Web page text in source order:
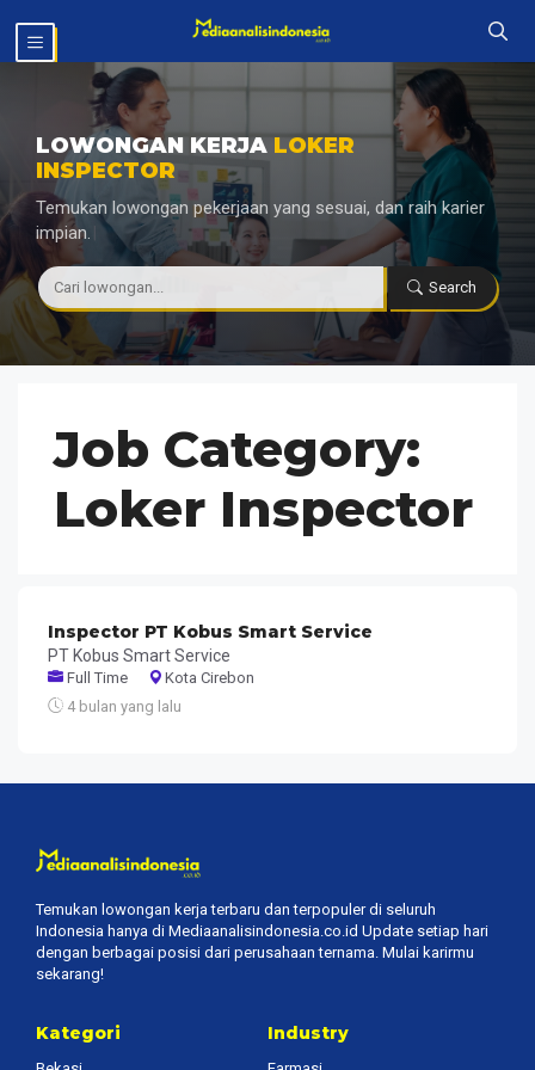
isi
MENU
LOWONGAN KERJA LOKER
INSPECTOR
Temukan lowongan pekerjaan yang sesuai, dan raih karier
impian.
Search
Job Category:
Loker Inspector
Inspector PT Kobus Smart Service
PT Kobus Smart Service
Full Time
Kota Cirebon
4 bulan yang lalu
Temukan lowongan kerja terbaru dan terpopuler di seluruh
Indonesia hanya di Mediaanalisindonesia.co.id Update setiap hari
dengan berbagai posisi dari perusahaan ternama. Mulai karirmu
sekarang!
Kategori Industry